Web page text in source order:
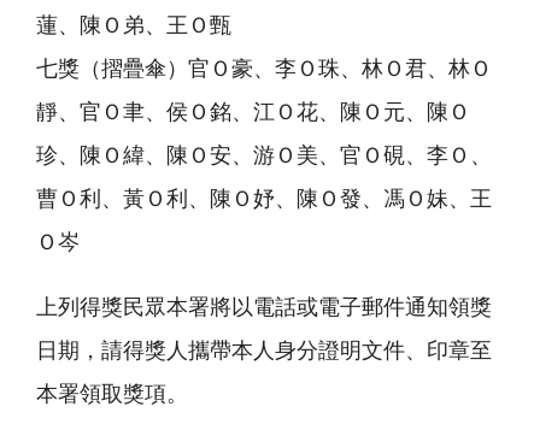
蓮、陳Ｏ弟、王Ｏ甄
七獎（摺疊傘）官Ｏ豪、李Ｏ珠、林Ｏ君、林Ｏ
靜、官Ｏ聿、侯Ｏ銘、江Ｏ花、陳Ｏ元、陳Ｏ
珍、陳Ｏ緯、陳Ｏ安、游Ｏ美、官Ｏ硯、李Ｏ、
曹Ｏ利、黃Ｏ利、陳Ｏ妤、陳Ｏ發、馮Ｏ妹、王
Ｏ岑
上列得獎民眾本署將以電話或電子郵件通知領獎
日期，請得獎人攜帶本人身分證明文件、印章至
本署領取獎項。